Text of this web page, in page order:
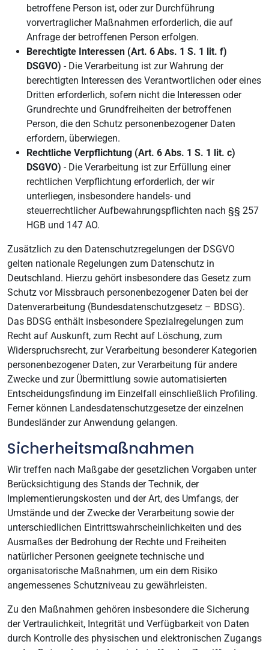
betroffene Person ist, oder zur Durchführung
vorvertraglicher Maßnahmen erforderlich, die auf
Anfrage der betroffenen Person erfolgen.
Berechtigte Interessen (Art. 6 Abs. 1 S. 1 lit. f)
DSGVO) - Die Verarbeitung ist zur Wahrung der
berechtigten Interessen des Verantwortlichen oder eines
Dritten erforderlich, sofern nicht die Interessen oder
Grundrechte und Grundfreiheiten der betroffenen
Person, die den Schutz personenbezogener Daten
erfordern, überwiegen.
Rechtliche Verpflichtung (Art. 6 Abs. 1 S. 1 lit. c)
DSGVO) - Die Verarbeitung ist zur Erfüllung einer
rechtlichen Verpflichtung erforderlich, der wir
unterliegen, insbesondere handels- und
steuerrechtlicher Aufbewahrungspflichten nach §§ 257
HGB und 147 AO.
Zusätzlich zu den Datenschutzregelungen der DSGVO
gelten nationale Regelungen zum Datenschutz in
Deutschland. Hierzu gehört insbesondere das Gesetz zum
Schutz vor Missbrauch personenbezogener Daten bei der
Datenverarbeitung (Bundesdatenschutzgesetz – BDSG).
Das BDSG enthält insbesondere Spezialregelungen zum
Recht auf Auskunft, zum Recht auf Löschung, zum
Widerspruchsrecht, zur Verarbeitung besonderer Kategorien
personenbezogener Daten, zur Verarbeitung für andere
Zwecke und zur Übermittlung sowie automatisierten
Entscheidungsfindung im Einzelfall einschließlich Profiling.
Ferner können Landesdatenschutzgesetze der einzelnen
Bundesländer zur Anwendung gelangen.
Sicherheitsmaßnahmen
Wir treffen nach Maßgabe der gesetzlichen Vorgaben unter
Berücksichtigung des Stands der Technik, der
Implementierungskosten und der Art, des Umfangs, der
Umstände und der Zwecke der Verarbeitung sowie der
unterschiedlichen Eintrittswahrscheinlichkeiten und des
Ausmaßes der Bedrohung der Rechte und Freiheiten
natürlicher Personen geeignete technische und
organisatorische Maßnahmen, um ein dem Risiko
angemessenes Schutzniveau zu gewährleisten.
Zu den Maßnahmen gehören insbesondere die Sicherung
der Vertraulichkeit, Integrität und Verfügbarkeit von Daten
durch Kontrolle des physischen und elektronischen Zugangs